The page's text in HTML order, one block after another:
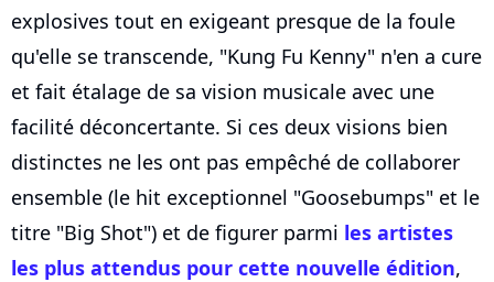
explosives tout en exigeant presque de la foule
qu'elle se transcende, "Kung Fu Kenny" n'en a cure
et fait étalage de sa vision musicale avec une
facilité déconcertante. Si ces deux visions bien
distinctes ne les ont pas empêché de collaborer
ensemble (le hit exceptionnel "Goosebumps" et le
titre "Big Shot") et de figurer parmi les artistes
les plus attendus pour cette nouvelle édition,